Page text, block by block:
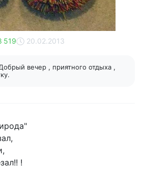
519 20.02.2013
вечер , приятного отдыха ,
!